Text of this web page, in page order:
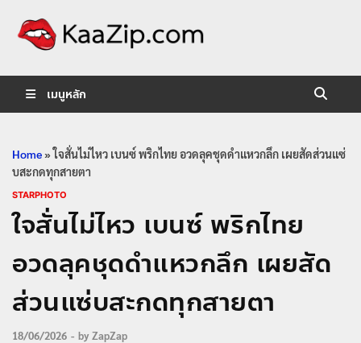
เมนูหลัก
Home»ใจสั่นไม่ไหว เบนซ์ พริกไทย อวดลุคชุดดำแหวกลึก เผยสัดส่วนแซ่
บสะกดทุกสายตา
STARPHOTO
ใจสั่นไม่ไหว เบนซ์ พริกไทย
อวดลุคชุดดำแหวกลึก เผยสัด
ส่วนแซ่บสะกดทุกสายตา
18/06/2026 - by ZapZap